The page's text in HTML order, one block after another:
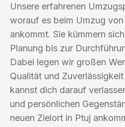
Unsere erfahrenen
worauf es beim Umzug
ankommt. Sie kümmern
Planung bis zur
Dabei legen wir großen
Qualität und
kannst dich darauf
und persönlichen
neuen Zielort in Ptuj